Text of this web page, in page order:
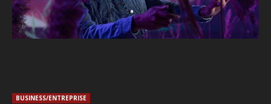
BUSINESS/ENTREPRISE